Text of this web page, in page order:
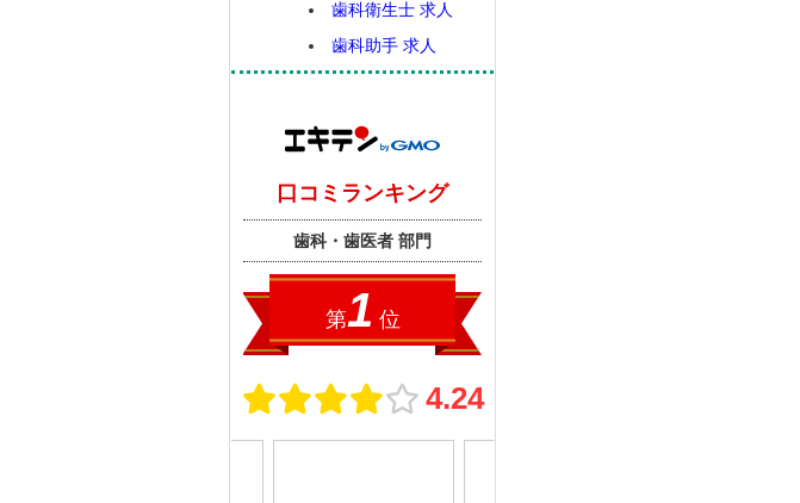
歯科衛生士 求人
歯科助手 求人